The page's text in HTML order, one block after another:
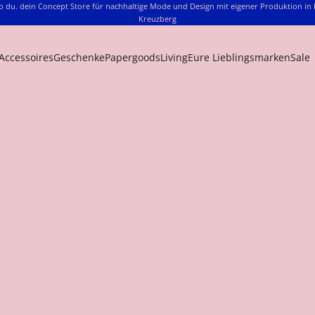
du. dein Concept Store für nachhaltige Mode und Design mit eigener Produktion in
Kreuzberg
GeschenkePapergoodsLivingEure LieblingsmarkenSale